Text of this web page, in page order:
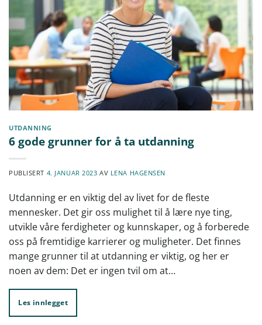
UTDANNING
6 gode grunner for å ta utdanning
PUBLISERT 4. JANUAR 2023 AV LENA HAGENSEN
Utdanning er en viktig del av livet for de fleste
mennesker. Det gir oss mulighet til å lære nye ting,
utvikle våre ferdigheter og kunnskaper, og å forberede
oss på fremtidige karrierer og muligheter. Det finnes
mange grunner til at utdanning er viktig, og her er
noen av dem: Det er ingen tvil om at…
Les innlegget